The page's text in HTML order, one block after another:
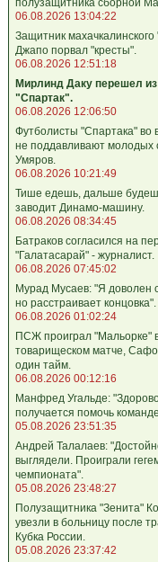
полузащитника сборной
06.08.2026 13:04:22
Защитник
Джапо порвал "кресты".
06.08.2026 12:51:18
Мирлинд Даку перешел
"Спартак".
06.08.2026 12:06:50
Футболисты "Спартака" во
не поддавливают молодых
Умяров.
06.08.2026 10:21:49
Тише едешь, дальше
заводит Динамо-машину.
06.08.2026 08:34:45
Батраков согласился на
"Галатасарай" - журналист.
06.08.2026 07:45:02
Мурад Мусаев: "Я доволен
но расстраивает концовка".
06.08.2026 01:02:24
ПСЖ проиграл "Мальорке"
товарищеском матче,
один тайм.
06.08.2026 00:12:16
Манфред Угальде:
получается помочь
05.08.2026 23:51:35
Андрей Талалаев:
выглядели. Проиграли
чемпионата".
05.08.2026 23:48:27
Полузащитника "Зенита"
увезли в больницу после
Кубка России.
05.08.2026 23:37:42